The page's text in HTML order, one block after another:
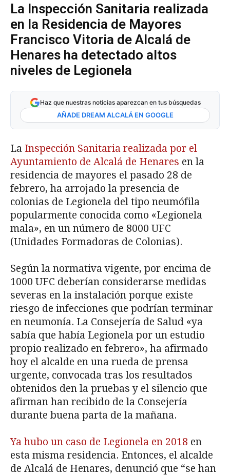
La Inspección Sanitaria realizada
en la Residencia de Mayores
Francisco Vitoria de Alcalá de
Henares ha detectado altos
niveles de Legionela
Haz que nuestras noticias aparezcan en tus búsquedas
AÑADE DREAM ALCALÁ EN GOOGLE
La Inspección Sanitaria realizada por el
Ayuntamiento de Alcalá de Henares en la
residencia de mayores el pasado 28 de
febrero, ha arrojado la presencia de
colonias de Legionela del tipo neumófila
popularmente conocida como «Legionela
mala», en un número de 8000 UFC
(Unidades Formadoras de Colonias).
Según la normativa vigente, por encima de
1000 UFC deberían considerarse medidas
severas en la instalación porque existe
riesgo de infecciones que podrían terminar
en neumonía. La Consejería de Salud «ya
sabía que había Legionela por un estudio
propio realizado en febrero», ha afirmado
hoy el alcalde en una rueda de prensa
urgente, convocada tras los resultados
obtenidos den la pruebas y el silencio que
afirman han recibido de la Consejería
durante buena parta de la mañana.
Ya hubo un caso de Legionela en 2018 en
esta misma residencia. Entonces, el alcalde
de Alcalá de Henares, denunció que “se han